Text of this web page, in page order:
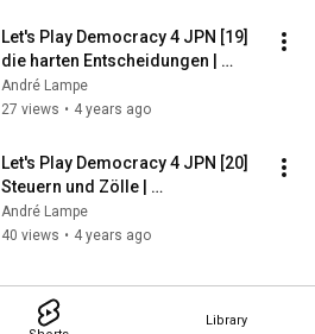
Library
Let's Play Democracy 4 JPN [19]
die harten Entscheidungen |
#Dienstagspolitik mit Romy
Höhne
André Lampe
27 views • 4 years ago
Let's Play Democracy 4 JPN [20]
Steuern und Zölle |
#Dienstagspolitik mit Romy
Höhne
André Lampe
40 views • 4 years ago